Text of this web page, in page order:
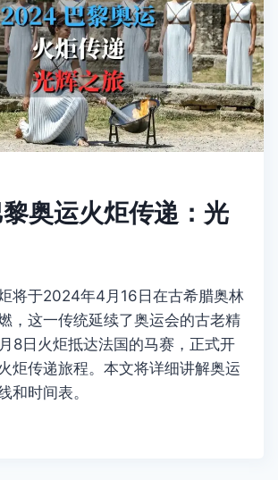
奥运火炬传递：光
将于2024年4月16日在古希腊奥林
，这一传统延续了奥运会的古老精
8日火炬抵达法国的马赛，正式开
炬传递旅程。本文将详细讲解奥运
和时间表。